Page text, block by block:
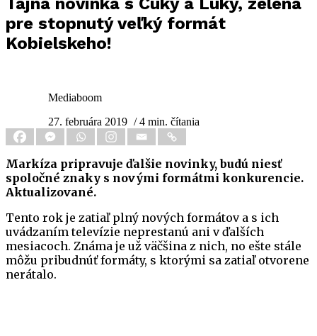
pre stopnutý veľký formát
Kobielskeho!
Mediaboom
27. februára 2019 / 4 min. čítania
Markíza pripravuje ďalšie novinky, budú niesť
spoločné znaky s novými formátmi konkurencie.
Aktualizované.
Tento rok je zatiaľ plný nových formátov a s ich
uvádzaním televízie neprestanú ani v ďalších
mesiacoch. Známa je už väčšina z nich, no ešte stále
môžu pribudnúť formáty, s ktorými sa zatiaľ otvorene
nerátalo.